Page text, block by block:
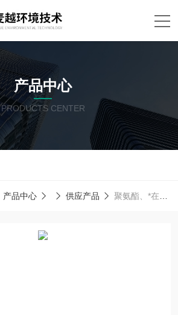
产品中心
PRODUCTS CENTER
产品中心 供应产品 聚氨酯、*在线浓度分析仪（ppm ~ %） 紫外浓度含量分析仪